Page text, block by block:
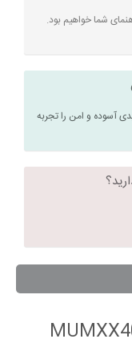
شما خواهیم بود.
آسوده و امن را تجربه